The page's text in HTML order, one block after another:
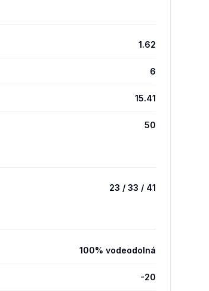
1.62
6
15.41
50
23 / 33 / 41
100% vodeodolná
-20